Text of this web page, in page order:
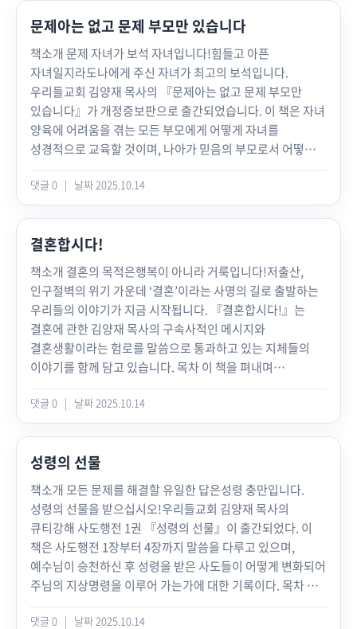
394chapter 14 용서 (창 50:15~21) 422chapter 15 기다림
가해자임을 알아야 하나님과도 화해하고, 나를 해하려고 한
사람과도 화해할 수 있습니다.” 〈p.39〉“천국과 비교하면
이 땅의 것은 모두 누더기에 불과할 뿐입니다. 그런데 이 땅의
것을 너무 아까워하다가 진짜 좋은 천국을 놓치면
되겠습니까.” 〈p.52〉“인간관계가 힘들다고 모두가
성숙해지는 것은 아닙니다. 야곱이 잘한 점은 힘들 때마다
사람과 씨름하지 않고, 하나님과 씨름했다는 것입니다. “내
주를 가까이 하게 함은 십자가 짐 같은 고생이나” 이 찬송의
결론은 내 욕심을 내려놓는 것입니다. 천국 가는 그날까지
우리의 적용은 말씀으로 내 안의 욕심을 발견하고 내려놓는
것입니다.” 〈p92〉“아무리 평생 잘 먹고 잘산다 한들 짧은
인생입니다. 하나님 아버지 품을 모르면 인간은 영원히 슬픈
인생을 살 수밖에 없습니다. 그러므로 하나님이 고난을 통해
나를 부르실 때 하루빨리 아버지 품으로 돌아오십시오.
그것만이 살길입니다.” 〈p.114〉“진정한 축복권은 대단한
사람 앞에서도 내가 험악한 인생을 살았다고 야곱처럼 당당히
간증하는 것입니다. 야곱 인생의 최절정기는 그가 바로를
축복한 순간이었습니다.” 〈p.153〉“우리가 어떤 기근
가운데 있더라도 그렇습니다. 생명이 붙어 있으면 반드시 할
일이 있습니다. 하나님이 반드시 할 일을 주십니다. 그러므로
아무리 힘들어도 스스로 목숨을 끊으면 안 됩니다. 영육 간에
내게 생명이 임하면 그때부터 하나님이 내 인생을 책임져
주시는 줄 믿고 끝까지 기다리시기 바랍니다.”
〈p.181〉“성도는 이 땅에서 마지막이 다가올수록 천국을
더욱 사모하게 됩니다. 고생과 수고를 그치고 광명한 천국에
들어가 안식할 날이 멀지 않으니 죽음이 두렵지 않고 오히려
기쁜 것입니다.” 〈p.211〉“가장 뛰어난 리더십은 원수의
목을 잡기 위해 하나님의 도우심이 아니면 한시도 살 수
속으로 “날마다 큐티한다고 날마다 벅찬 감동이 있는 것은
아니에요. 하지만 매일 차례대로 읽어온 말씀이 중요한
순간에 건강한 결정을 하도록 나를 이끕니다. 습관을 따라
말씀을 본 힘이 위기 속의 나를 살립니다.” 〈p.17〉“좋은
환경이, 근사한 옷이나 화려한 스펙이 나를 보호해 주지
않습니다. 오늘 하루 말씀 붙들며 치열하게 살아낸 간증이
나를 보호합니다.” 〈p.27〉“이 세상에서 가장 아름다운
양면과도 같습니다. 이 땅에서 일어나는 모든 사건은
구원으로 연결되기에, 심판 또한 하나님의 사랑입니다.”
〈p.72〉“내게 온 고난은 결코 재수가 없어서 온 저주의
사건이 아닙니다. 어떤 모양의 고난이라도 하나님이 내게
죄를 회개하고 주님을 의지하면 고난은 주님의 선물이요,
축복이 됩니다.” 〈p.88〉“교회는 하나님을 세상에 보여
주는 그리스도의 몸입니다. 그래서 좋은 교회를 만나면
인생의 방황이 그칩니다.” 〈p.101〉“날마다 다른 사람을
도우면서 이타적으로 살면, 그것이 언젠가는 나를 살리는
가장 강력한 무기가 됩니다.” 〈p.124〉“진정으로 남을 돕는
길은 나부터 빚지지 않는 겁니다. 나부터 잘 살아야 합니다.
말씀 따라 있으면 먹고, 없으면 굶고, 죽으면 천국 가는 것이
복입니다. 그리고 그 복이 후대에까지 이어지기 위해서는
배우자를 잘 만나야 합니다.” 〈p.176〉인정하고 싶지 않은
환경이라도 내가 속한 그 자리가 바로 하나님이 나를
부르시는 소명의 자리입니다. 오늘 내 환경은, 나의 구원을
위해 허락하신 신의 한 수입니다.” 〈p. 203〉
하나님을 떠나지 않았습니다. 도리어 모든 위기의 때마다
‘어떻게 순종해야 할까?’ 치열히 고민했습니다. 그러므로
도무지 용서할 수 없는 사울을 용서하고, 가지 말아야 할 세상
땅 블레셋으로 떠난 자신의 죄를 처절히 회개했습니다.저자
김양재 목사는 “다윗과 같은 진퇴양난의 상황에서도 우리가
하나님이 기뻐하실 것을 분별하며 행할 때, 위기는 기회로
바뀐다”고 전합니다. 그러므로 “성도에게 위기는 없다!”고
말합니다. 왜냐하면 “성도에게 위기는, 하나님과 관계를
재정립하는 좋은 기회”이기 때문입니다.성도의 사명이
무엇입니까? 한 영혼에 관심을 기울이는 것, 그 한 사람을
구원으로 인도하는 것이 성도의 사명입니다. 오직 사명 따라
만났습니까? 『위기!입니다』를 통해 인생의 위기가 구원의
기회로 바뀌기를 원합니다. 목차 이 책을 펴내며 05Part 1
위기!입니다Chapter 01 돌보시는 하나님(삼상 23:1~29)
12Chapter 02 하나님의 보복(삼상 24:1~22) 46Chapter 03
생명 싸개(삼상 25:1~44) 72Chapter 04 큰 일을 행하겠고
(삼상 26:1~25) 104Chapter 05 내 생각(삼상 27:1~28:2)
136Chapter 06 신접한 여인(삼상 28:3~25) 162Part 2
29:1~11) 194Chapter 08 소리를 높여 울었더라(삼상
30:1~6) 222Chapter 09 반드시 도로 찾으리라(삼상
30:7~31) 246Chapter 10 사울의 마지막(삼상 31:1~13) 274
책 속으로 “‘내 탓이로소이다’는 항상 상대편의 입장을 생각해
입장에 서서 사건을 바라보아야 합니다. 그리하면 저절로 ‘내
탓이로소이다’가 됩니다. 매사 ‘내 탓이로소이다’ 인정하는
것이야말로 최고의 깨달음입니다. 신비한 능력이고, 신성한
성품에 참여하는 것입니다. 나를 배신한 사람 앞에서도
평강을 누리는 비결입니다.” 〈p.29〉 “내 인생에 반드시
보복해야 할 일이 있어도 그렇습니다. 이제는 하나님께 다
맡기시기 바랍니다. 우리가 다 예수님의 배를 타고 항해
노예로 팔리고, 억울하게 감옥에 갇히기까지 한 요셉이
바로의 꿈을 해석해 주고 드디어 애굽의 총리가 됩니다.
그야말로 인생 역전입니다. 이후 요셉은 기근으로 조우하게
된 형들과의 관계 회복을 위해, 자신의 신분을 숨긴 채
흥미진진한 작전을 펼칩니다. 이것만 보면 10권은 요셉의
구속사를 다루고 있는 것 같습니다. 물론 요셉도 구속사의
주인공이 맞습니다.그러나 이 책의 저자인 김양재 목사는
말씀을 자세히 묵상하다 보면 야곱 가족을 향한 하나님의
오묘한 구원 작전을 곳곳에서 발견할 수 있다고 말합니다.
특별히 하나님은 요셉의 형들이 자백하지 못한 죄, 22년 전
요셉을 팔아 버린 그 죄를 다루십니다. 어떻게 다루시나요?
줄기차게 여러 사건과 환경으로 조여 오면서 관계 회복을
위한 시험을 치르게 하십니다. 그리고 그 마지막 시험이 바로
창세기 44장에 등장하는 ‘은잔의 시험’입니다.요셉은
형제들을 시험하고자 야곱이 그리도 애지중지하는 베냐민의
자루에 은잔을 숨깁니다. 그런데 그 은잔이 베냐민에게서
발견되자 유다가 뭐라고 합니까? 형제들을 대표해서
“하나님이 종들의 죄악을 찾아내셨으니 우리와 이 잔이
발견된 자가 다 내 주의 노예가 되겠나이다”(창 44:16)라며
정곡을 찌르는 영적 고백을 합니다. 그리고 편애 대마왕
아버지 야곱의 연약함을 끌어안으며, 베냐민 대신 자신이
종이 되겠다는 책임지는 사랑을 보여 줍니다(창 44:33).
사랑했지만, 하나님은 진짜 사랑이 무엇인지 이 유다를 통해
보여 주셨다고 말합니다. 결국 회개하는 그 한 사람, 구속사의
본질을 아는 유다 덕분에 야곱의 아들들이 마지막 시험에
합격하게 된 것입니다.여러분이 지금 치르고 있는 마지막
시험은 무엇입니까? 누가 뭐라 하든 “하나님이 내 죄악을
찾아내셨다”고 정곡을 찌르는 영적 고백을 할 때, 마지막
시험에 합격할 뿐만 아니라 진실한 사랑의 중보자 유다처럼,
믿습니다. 이 책을 통해 끊임없이 우리를 설득하시는
문제아는 없고 문제 부모만 있습니다
책소개 문제 자녀가 보석 자녀입니다!힘들고 아픈
자녀일지라도나에게 주신 자녀가 최고의 보석입니다.
우리들교회 김양재 목사의 『문제아는 없고 문제 부모만
있습니다』가 개정증보판으로 출간되었습니다. 이 책은 자녀
양육에 어려움을 겪는 모든 부모에게 어떻게 자녀를
성경적으로 교육할 것이며, 나아가 믿음의 부모로서 어떻게
가정을 바로 세울 수 있을지를 제시합니다.이 땅에서 가장 내
뜻대로 되지 않는 대상은 바로 ‘자녀’일 것입니다. 말 잘 듣고
공부 잘하여 집안의 자랑거리가 되어 주길 바라지만, 도리어
얼마나 많습니까. 이 문제 자녀들을 우리는 어떻게 양육해야
할까요?저자 김양재 목사는 자녀들을 문제아로 만드는 것은
다른 누구도 아닌 ‘문제 부모’라고 말합니다. 자신의 상처를
자녀에게 대물림하고, 기복주의로 자녀를 우상 삼는 ‘문제
부모’가 ‘문제 자녀’를 만드는 것입니다. 따라서 역설적으로
힘든 자녀, 아픈 자녀야말로 ‘보석 자녀’입니다. 힘든 자녀를
통해 우리가 영적 자녀를 낳는 축복의 사명으로 나아가기
때문입니다. 아픈 자녀를 통해 염원에서 벗어나 영원을
사모하는 부모로 변화되기 때문입니다. 잘난 자녀만 있다면
우리는 영적 후사에 관심을 가질 수 없습니다.비싼 옷과 좋은
제품을 사 주는 부모가 좋은 부모가 아닙니다. 예수님을 믿는
믿음을 물려주는 부모가 좋은 부모입니다. 최고의 자녀
교육은 세상적인 지혜와 지식을 가르치는 것이 아니라 부모가
먼저 하나님과 동행하는 것을 보이고 가르치는 것입니다. 이
책에는 우리 주위에 있는 여러 문제 부모와 문제 자녀의
간증이 담겼습니다. 그들이 하나님의 말씀과 신앙 공동체
안에서 어떻게 적용하고 나누며 가치관이 변화되었는지를
실제적으로 보여 줍니다. 『문제아는 없고 문제 부모만
있습니다』를 통해 하나님께서 우리 가정에 숨기신 복음의
신비를 깨닫기 바랍니다. 목차 이 책을 펴내며 04Part 1 좋은
댓글 0 | 날짜 2025.10.14
결혼합시다!
책소개 결혼의 목적은행복이 아니라 거룩입니다!저출산,
인구절벽의 위기 가운데 ‘결혼’이라는 사명의 길로 출발하는
우리들의 이야기가 지금 시작됩니다. 『결혼합시다!』는
결혼에 관한 김양재 목사의 구속사적인 메시지와
결혼생활이라는 험로를 말씀으로 통과하고 있는 지체들의
이야기를 함께 담고 있습니다. 목차 이 책을 펴내며
………………………………………………………………
………………………… 04PART Ⅰ 결혼할 사람을
찾습니다♥ 제1강 돕는 배필
…………………… 11결혼, 꼭 해야 할까?누구를 만나야
할까?불신不信결혼은 안 돼!돕는 배필을 만나라!자신의 죄를
보는 사람이 돕는 배필이다돕는 배필 찾기 실전 : 이삭과
리브가거룩한 너와 나, 행복한 우리♥ 제2강 거룩한 결혼
준비
………………………………………………………………
…………… 48속아서 결혼했다고?결혼의 원리를 이해하고
준비하자!결혼을 결단하는 과정도 거룩해야 한다거룩한
결혼을 위해 남겨 둘 것이 있다거룩한 결혼 준비 실전Ⅰ:
댓글 0 | 날짜 2025.10.14
성령의 선물
책소개 모든 문제를 해결할 유일한 답은성령 충만입니다.
성령의 선물을 받으십시오!우리들교회 김양재 목사의
큐티강해 사도행전 1권 『성령의 선물』이 출간되었다. 이
책은 사도행전 1장부터 4장까지 말씀을 다루고 있으며,
예수님이 승천하신 후 성령을 받은 사도들이 어떻게 변화되어
주님의 지상명령을 이루어 가는가에 대한 기록이다. 목차 이
책을 펴내며 04Part 1 내 증인이 되리라chapter 1 교회의
사명 : 성령의 명하심 (행 1:1~2) 12chapter 2 약속하신 것을
댓글 0 | 날짜 2025.10.14